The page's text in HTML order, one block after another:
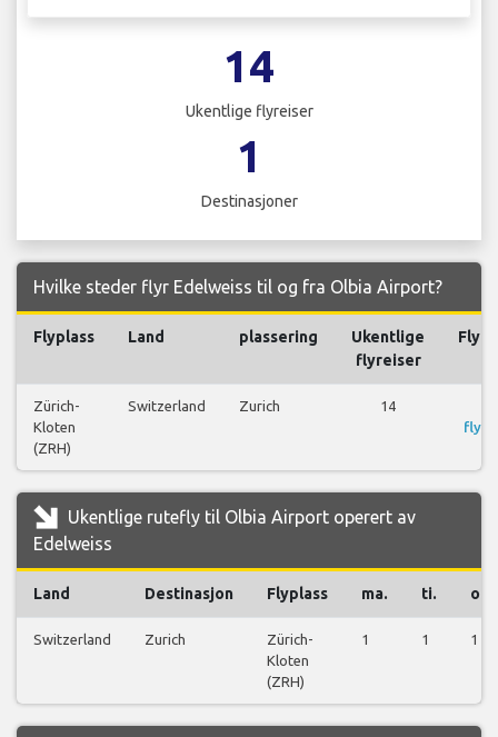
14
Ukentlige flyreiser
1
Destinasjoner
Hvilke steder flyr Edelweiss til og fra Olbia Airport?
Flyplass Land plassering
Ukentlige
flyreiser
Zürich-
Kloten
(ZRH)
Switzerland Zurich 14
Ukentlige rutefly til Olbia Airport operert av
Edelweiss
Land Destinasjon Flyplass ma. ti. on.
Switzerland Zurich
Zürich-
Kloten
(ZRH)
1 1 1